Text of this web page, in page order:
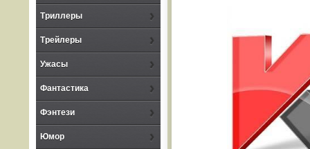
Триллеры
Трейлеры
Ужасы
Фантастика
Фэнтези
Юмор